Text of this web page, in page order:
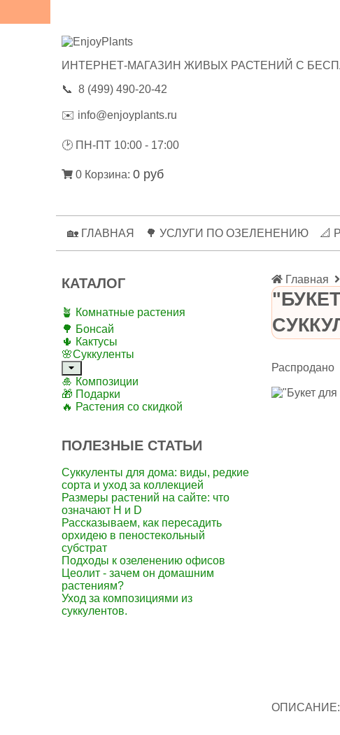
ИНТЕРНЕТ-МАГАЗИН ЖИВЫХ РАСТЕНИЙ С
📞 8 (499) 490-20-42
✉️ info@enjoyplants.ru
🕑 ПН-ПТ 10:00 - 17:00
0 Корзина: 0 руб
🏡 ГЛАВНАЯ 🌳 УСЛУГИ ПО ОЗЕЛЕНЕНИЮ 📐
КАТАЛОГ
🪴 Комнатные растения
🌳 Бонсай
🌵 Кактусы
🌸Суккуленты
🎍 Композиции
🎁 Подарки
🔥 Растения со скидкой
ПОЛЕЗНЫЕ СТАТЬИ
Суккуленты для дома: виды, редкие
сорта и уход за коллекцией
Размеры растений на сайте: что
означают H и D
Рассказываем, как пересадить
орхидею в пеностекольный
субстрат
Подходы к озеленению офисов
Цеолит - зачем он домашним
растениям?
Уход за композициями из
суккулентов.
Главная
Распродано
ОПИСАНИЕ: